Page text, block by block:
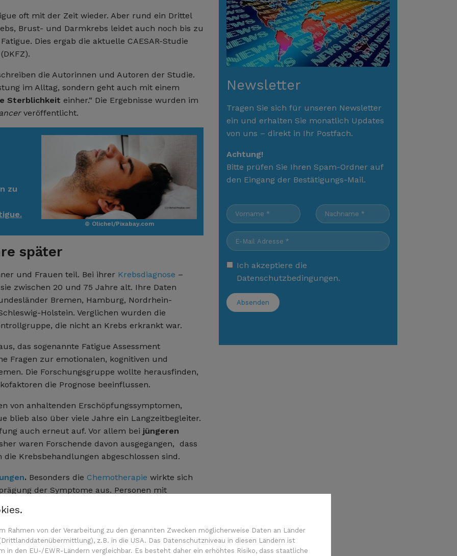
Newsletter
Tragen Sie sich für unseren Newsletter
ein und erhalten Sie monatlich Updates
von uns – direkt in Ihr Postfach.
Achtung!
Bitte prüfen Sie Ihren Spam-Ordner auf
den Eingang der Bestätigungs-Mail.
Ich akzeptiere die
Datenschutzbedingungen.
Absenden
oft mit der Zeit wieder. Aber rund ein Drittel
Brust- und Darmkrebs leidet auch noch bis zu
Dies ergab die aktuelle CAESAR-Studie
die Autorinnen und Autoren der Studie.
im Alltag, sondern geht auch mit einem
Sterblichkeit einher.“ Die Ergebnisse wurden im
veröffentlicht.
zu
© Olichel/Pixabay.com
später
und Frauen teil. Bei ihrer Krebsdiagnose –
zwischen 20 und 75 Jahre alt. Ihre Daten
Bremen, Hamburg, Nordrhein-
Holstein. Verglichen wurden die
die nicht an Krebs erkrankt war.
das sogenannte Fatigue Assessment
Fragen zur emotionalen, kognitiven und
Die Forschungsgruppe wollte herausfinden,
die Prognose beeinflussen.
von anhaltenden Erschöpfungssymptomen,
blieb also über viele Jahre ein Langzeitbegleiter.
auch erneut auf. Vor allem bei jüngeren
waren Forschende davon ausgegangen, dass
Krebsbehandlungen abgeschlossen sind.
. Besonders die Chemotherapie wirkte sich
der Symptome aus. Personen mit
Begleiterkrankungen gaben häufiger
zur Fatigue bei.
Erschöpfung – war mit einem bis zu
Rahmen von der Verarbeitung zu den genannten Zwecken möglicherweise Daten an Länder
z.B. in die USA. Das Datenschutzniveau in diesen Ländern ist
in den EU-/EWR-Ländern vergleichbar. Es besteht daher ein erhöhtes Risiko, dass staatliche